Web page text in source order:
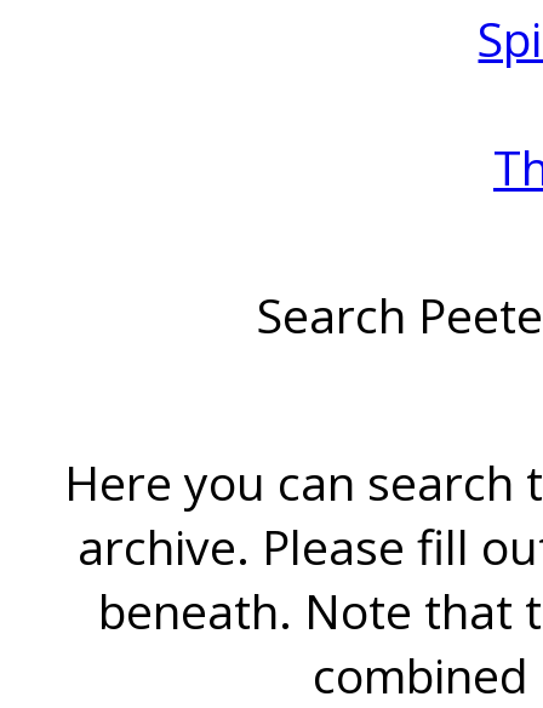
Search
Here you can search
archive. Please fill
beneath. Note that
combined